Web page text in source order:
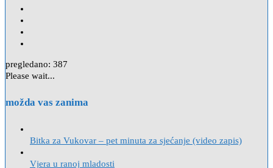
pregledano: 387
Please wait...
možda vas zanima
Bitka za Vukovar – pet minuta za sjećanje (video zapis)
Vjera u ranoj mladosti